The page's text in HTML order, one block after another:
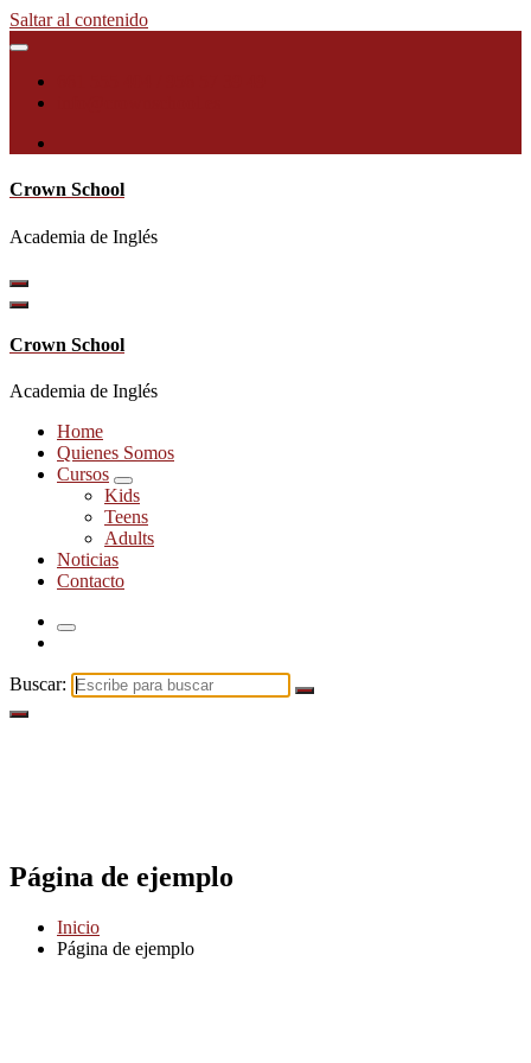
Saltar al contenido
Crown School
Academia de Inglés
Crown School
Academia de Inglés
Home
Quienes Somos
Cursos
Kids
Teens
Adults
Noticias
Contacto
Buscar:
Página de ejemplo
Inicio
Página de ejemplo